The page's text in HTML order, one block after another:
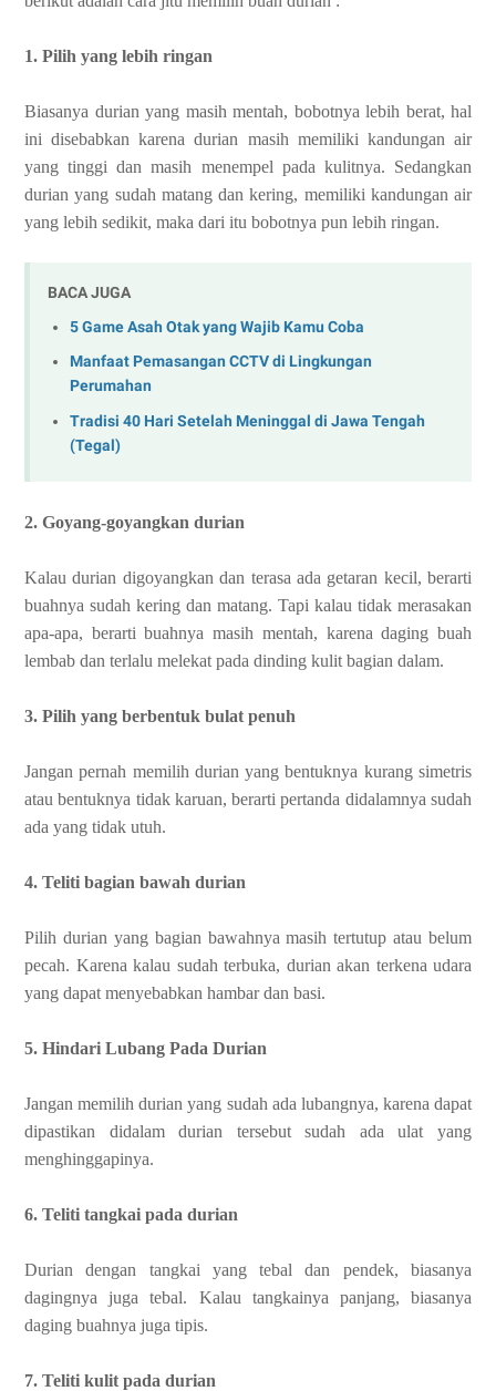
1. Pilih yang lebih ringan
Biasanya durian yang masih mentah, bobotnya lebih berat, hal
ini disebabkan karena durian masih memiliki kandungan air
yang tinggi dan masih menempel pada kulitnya. Sedangkan
durian yang sudah matang dan kering, memiliki kandungan air
yang lebih sedikit, maka dari itu bobotnya pun lebih ringan.
BACA JUGA
5 Game Asah Otak yang Wajib Kamu Coba
Manfaat Pemasangan CCTV di Lingkungan
Perumahan
Tradisi 40 Hari Setelah Meninggal di Jawa Tengah
(Tegal)
2. Goyang-goyangkan durian
Kalau durian digoyangkan dan terasa ada getaran kecil, berarti
buahnya sudah kering dan matang. Tapi kalau tidak merasakan
apa-apa, berarti buahnya masih mentah, karena daging buah
lembab dan terlalu melekat pada dinding kulit bagian dalam.
3. Pilih yang berbentuk bulat penuh
Jangan pernah memilih durian yang bentuknya kurang simetris
atau bentuknya tidak karuan, berarti pertanda didalamnya sudah
ada yang tidak utuh.
4. Teliti bagian bawah durian
Pilih durian yang bagian bawahnya masih tertutup atau belum
pecah. Karena kalau sudah terbuka, durian akan terkena udara
yang dapat menyebabkan hambar dan basi.
5. Hindari Lubang Pada Durian
Jangan memilih durian yang sudah ada lubangnya, karena dapat
dipastikan didalam durian tersebut sudah ada ulat yang
menghinggapinya.
6. Teliti tangkai pada durian
Durian dengan tangkai yang tebal dan pendek, biasanya
dagingnya juga tebal. Kalau tangkainya panjang, biasanya
daging buahnya juga tipis.
7. Teliti kulit pada durian